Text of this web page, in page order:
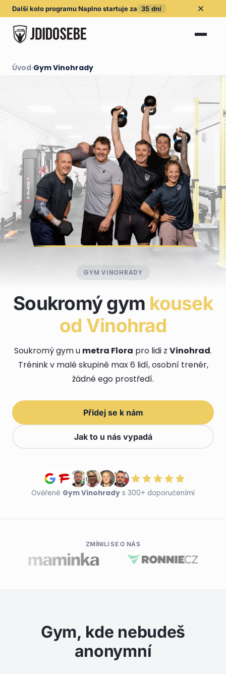
Další koloprogramu Naplnostartuje za 35 dní
Úvod›Gym Vinohrady
GYM VINOHRADY
Soukromý gym kousek
od Vinohrad
Soukromý gym u metra Flora pro lidi z Vinohrad.
Trénink v malé skupině max 6 lidí, osobní trenér,
žádné ego prostředí.
Přidej se k nám
Jak to u nás vypadá
Ověřené Gym Vinohrady s 300+ doporučeními
ZMÍNILI SE O NÁS
Gym, kde nebudeš
anonymní